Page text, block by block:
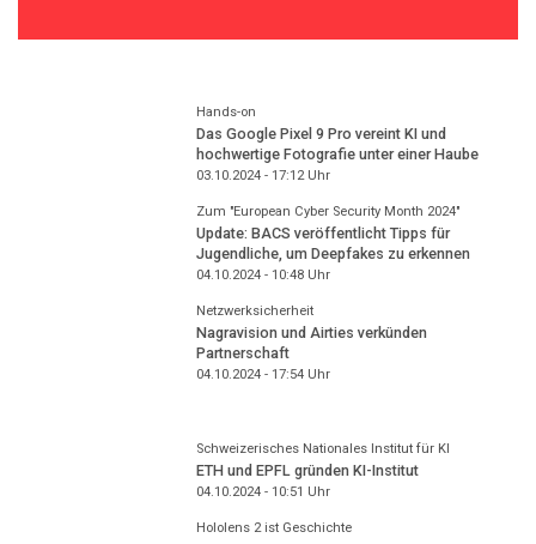
Hands-on
Das Google Pixel 9 Pro vereint KI und
hochwertige Fotografie unter einer Haube
03.10.2024 - 17:12Uhr
Zum "European Cyber Security Month 2024"
Update: BACS veröffentlicht Tipps für
Jugendliche, um Deepfakes zu erkennen
04.10.2024 - 10:48Uhr
Netzwerksicherheit
Nagravision und Airties verkünden
Partnerschaft
04.10.2024 - 17:54Uhr
Schweizerisches Nationales Institut für KI
ETH und EPFL gründen KI-Institut
04.10.2024 - 10:51 Uhr
Hololens 2 ist Geschichte